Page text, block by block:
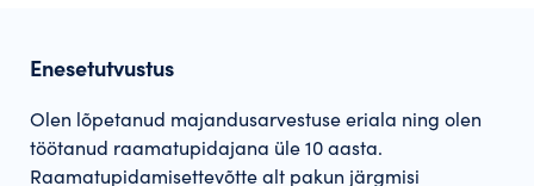
Enesetutvustus
Olen lõpetanud majandusarvestuse eriala ning olen
töötanud raamatupidajana üle 10 aasta.
Raamatupidamisettevõtte alt pakun järgmisi